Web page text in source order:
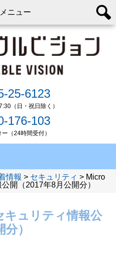
25-6123
（日・祝日除く）
176-103
（24時間受付）
メニュー
情報 > セキュリティ > Micro
開（2017年8月公開分）
ュリティ情報公
）